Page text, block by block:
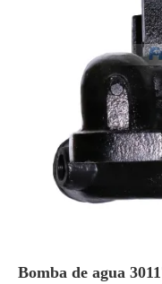
Bomba de agua